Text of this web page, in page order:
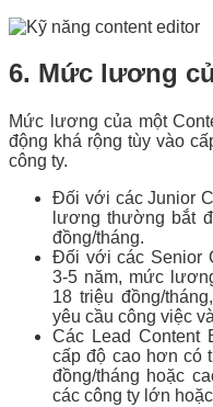
6. Mức lương
Mức lương của một
động khá rộng tùy vào
công ty.
Đối với các Junior
lương thường bắt
đồng/tháng.
Đối với các Senior
3-5 năm, mức
18 triệu đồng/
yêu cầu công việc
Các Lead Content
cấp độ cao hơn có
đồng/tháng hoặc
các công ty lớn